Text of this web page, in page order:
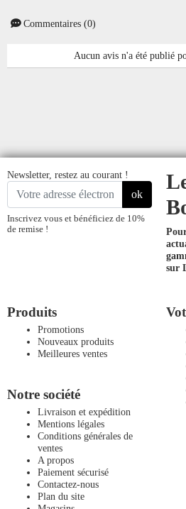
Commentaires (0)
Aucun avis n'a été publié
Newsletter, restez au courant !
ok
Inscrivez vous et bénéficiez de 10%
de remise !
sur
Produits
Promotions
Nouveaux produits
Meilleures ventes
Notre société
Livraison et expédition
Mentions légales
Conditions générales de
ventes
A propos
Paiement sécurisé
Contactez-nous
Plan du site